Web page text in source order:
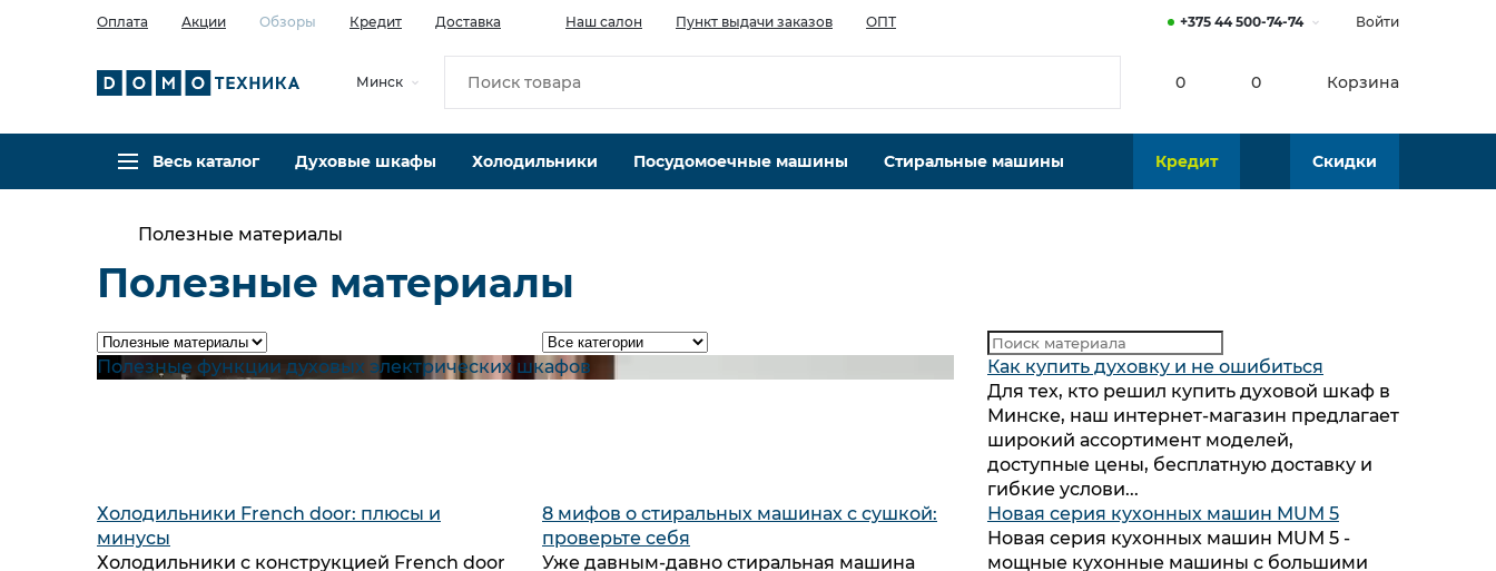
Оплата Акции Обзоры Кредит Доставка Наш салон Пункт выдачи заказов ОПТ +375 44 500-74-74 Войти
Минск 0 0 Корзина
Весь каталог Духовые шкафы Холодильники Посудомоечные машины Стиральные машины Кредит Скидки
Полезные материалы
Полезные материалы
Полезные функции духовых электрических шкафов
Как купить духовку и не ошибиться
Для тех, кто решил купить духовой шкаф в
Минске, наш интернет-магазин предлагает
широкий ассортимент моделей,
доступные цены, бесплатную доставку и
гибкие услови...
Холодильники French door: плюсы и
минусы
Холодильники с конструкцией French door
8 мифов о стиральных машинах с сушкой:
проверьте себя
Уже давным-давно стиральная машина
Новая серия кухонных машин MUM 5
Новая серия кухонных машин MUM 5 -
мощные кухонные машины с большими